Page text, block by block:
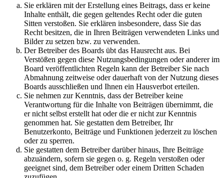
Sie erklären mit der Erstellung eines Beitrags, dass er keine
Inhalte enthält, die gegen geltendes Recht oder die guten
Sitten verstoßen. Sie erklären insbesondere, dass Sie das
Recht besitzen, die in Ihren Beiträgen verwendeten Links und
Bilder zu setzen bzw. zu verwenden.
Der Betreiber des Boards übt das Hausrecht aus. Bei
Verstößen gegen diese Nutzungsbedingungen oder anderer im
Board veröffentlichten Regeln kann der Betreiber Sie nach
Abmahnung zeitweise oder dauerhaft von der Nutzung dieses
Boards ausschließen und Ihnen ein Hausverbot erteilen.
Sie nehmen zur Kenntnis, dass der Betreiber keine
Verantwortung für die Inhalte von Beiträgen übernimmt, die
er nicht selbst erstellt hat oder die er nicht zur Kenntnis
genommen hat. Sie gestatten dem Betreiber, Ihr
Benutzerkonto, Beiträge und Funktionen jederzeit zu löschen
oder zu sperren.
Sie gestatten dem Betreiber darüber hinaus, Ihre Beiträge
abzuändern, sofern sie gegen o. g. Regeln verstoßen oder
geeignet sind, dem Betreiber oder einem Dritten Schaden